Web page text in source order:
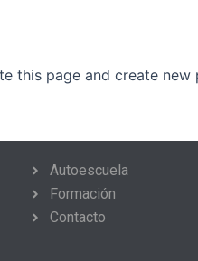
this page and create
Autoescuela
Formación
Contacto